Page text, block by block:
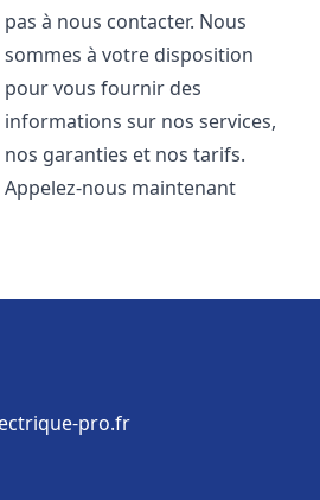
pas à nous contacter. Nous
sommes à votre disposition
pour vous fournir des
informations sur nos services,
nos garanties et nos tarifs.
Appelez-nous maintenant
pro.fr